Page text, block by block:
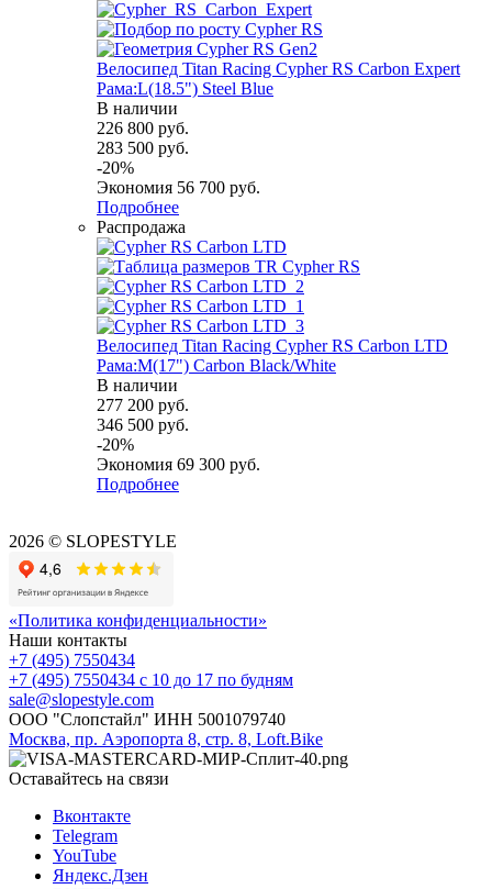
Велосипед Titan Racing Cypher RS Carbon Expert
Рама:L(18.5") Steel Blue
В наличии
226 800 руб.
283 500 руб.
-20%
Экономия 56 700 руб.
Подробнее
Распродажа
Велосипед Titan Racing Cypher RS Carbon LTD
Рама:M(17") Carbon Black/White
В наличии
277 200 руб.
346 500 руб.
-20%
Экономия 69 300 руб.
Подробнее
2026 © SLOPESTYLE
«Политика конфиденциальности»
Наши контакты
+7 (495) 7550434
+7 (495) 7550434 с 10 до 17 по будням
sale@slopestyle.com
ООО "Слопстайл" ИНН 5001079740
Москва, пр. Аэропорта 8, стр. 8, Loft.Bike
Оставайтесь на связи
Вконтакте
Telegram
YouTube
Яндекс.Дзен